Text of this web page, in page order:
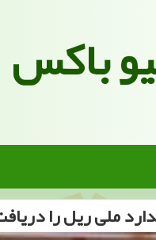
باکس
ملی ریل را